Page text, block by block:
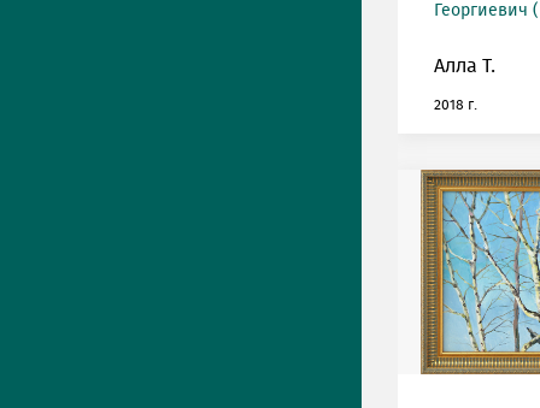
Георгиевич
Алла Т.
2018 г.